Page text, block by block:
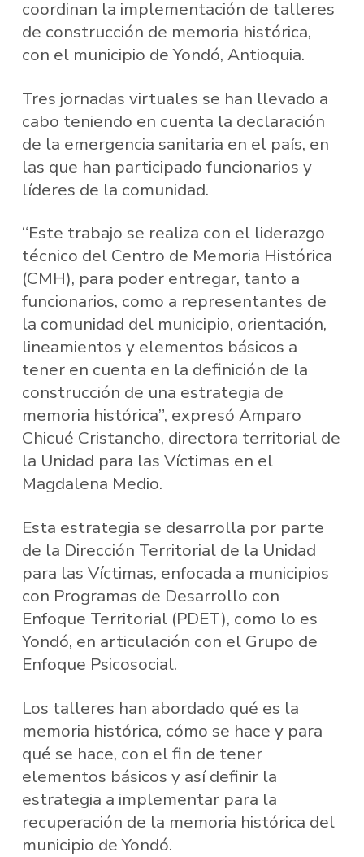
coordinan la implementación de talleres
de construcción de memoria histórica,
con el municipio de Yondó, Antioquia.
Tres jornadas virtuales se han llevado a
cabo teniendo en cuenta la declaración
de la emergencia sanitaria en el país, en
las que han participado funcionarios y
líderes de la comunidad.
“Este trabajo se realiza con el liderazgo
técnico del Centro de Memoria Histórica
(CMH), para poder entregar, tanto a
funcionarios, como a representantes de
la comunidad del municipio, orientación,
lineamientos y elementos básicos a
tener en cuenta en la definición de la
construcción de una estrategia de
memoria histórica”, expresó Amparo
Chicué Cristancho, directora territorial de
la Unidad para las Víctimas en el
Magdalena Medio.
Esta estrategia se desarrolla por parte
de la Dirección Territorial de la Unidad
para las Víctimas, enfocada a municipios
con Programas de Desarrollo con
Enfoque Territorial (PDET), como lo es
Yondó, en articulación con el Grupo de
Enfoque Psicosocial.
Los talleres han abordado qué es la
memoria histórica, cómo se hace y para
qué se hace, con el fin de tener
elementos básicos y así definir la
estrategia a implementar para la
recuperación de la memoria histórica del
municipio de Yondó.